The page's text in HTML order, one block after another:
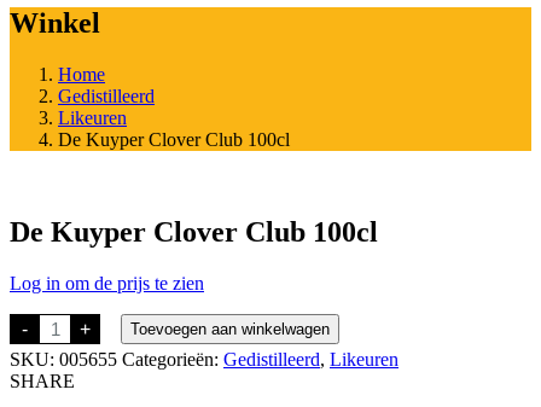
Winkel
Home
Gedistilleerd
Likeuren
De Kuyper Clover Club 100cl
De Kuyper Clover Club 100cl
Log in om de prijs te zien
- De
Kuyper
Clover
Club
+ Toevoegen aan winkelwagen
SKU: 005655 Categorieën: Gedistilleerd, Likeuren
SHARE